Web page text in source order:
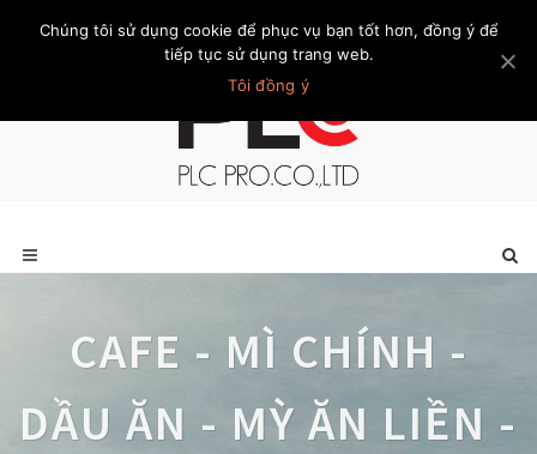
Trang chủ Giới thiệu Khách hàng Liên hệ Thành viên
CAFE - MÌ CHÍNH -
DẦU ĂN - MỲ ĂN LIỀN -
Chúng tôi sử dụng cookie để phục vụ bạn tốt hơn, đồng ý để
tiếp tục sử dụng trang web.
Tôi đồng ý